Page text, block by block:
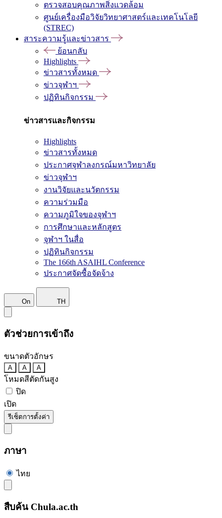
ตรวจสอบคุณภาพสิ่งแวดล้อม
ศูนย์เครื่องมือวิจัยวิทยาศาสตร์และเทคโนโลยี
(STREC)
สาระความรู้และข่าวสาร
ย้อนกลับ
Highlights
ข่าวสารทั้งหมด
ข่าวจุฬาฯ
ปฏิทินกิจกรรม
ข่าวสารและกิจกรรม
Highlights
ข่าวสารทั้งหมด
ประกาศจุฬาลงกรณ์มหาวิทยาลัย
ข่าวจุฬาฯ
งานวิจัยและนวัตกรรม
ความร่วมมือ
ความภูมิใจของจุฬาฯ
การศึกษาและหลักสูตร
จุฬาฯ ในสื่อ
ปฏิทินกิจกรรม
The 166th ASAIHL Conference
ประกาศจัดซื้อจัดจ้าง
On TH
ตัวช่วยการเข้าถึง
ขนาดตัวอักษร
A A A
โหมดสีตัดกันสูง
ปิด
เปิด
รีเซ็ตการตั้งค่า
ภาษา
ไทย
สืบค้น Chula.ac.th